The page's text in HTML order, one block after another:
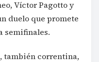
Víctor Pagotto y
duelo que promete
semifinales.
también correntina,